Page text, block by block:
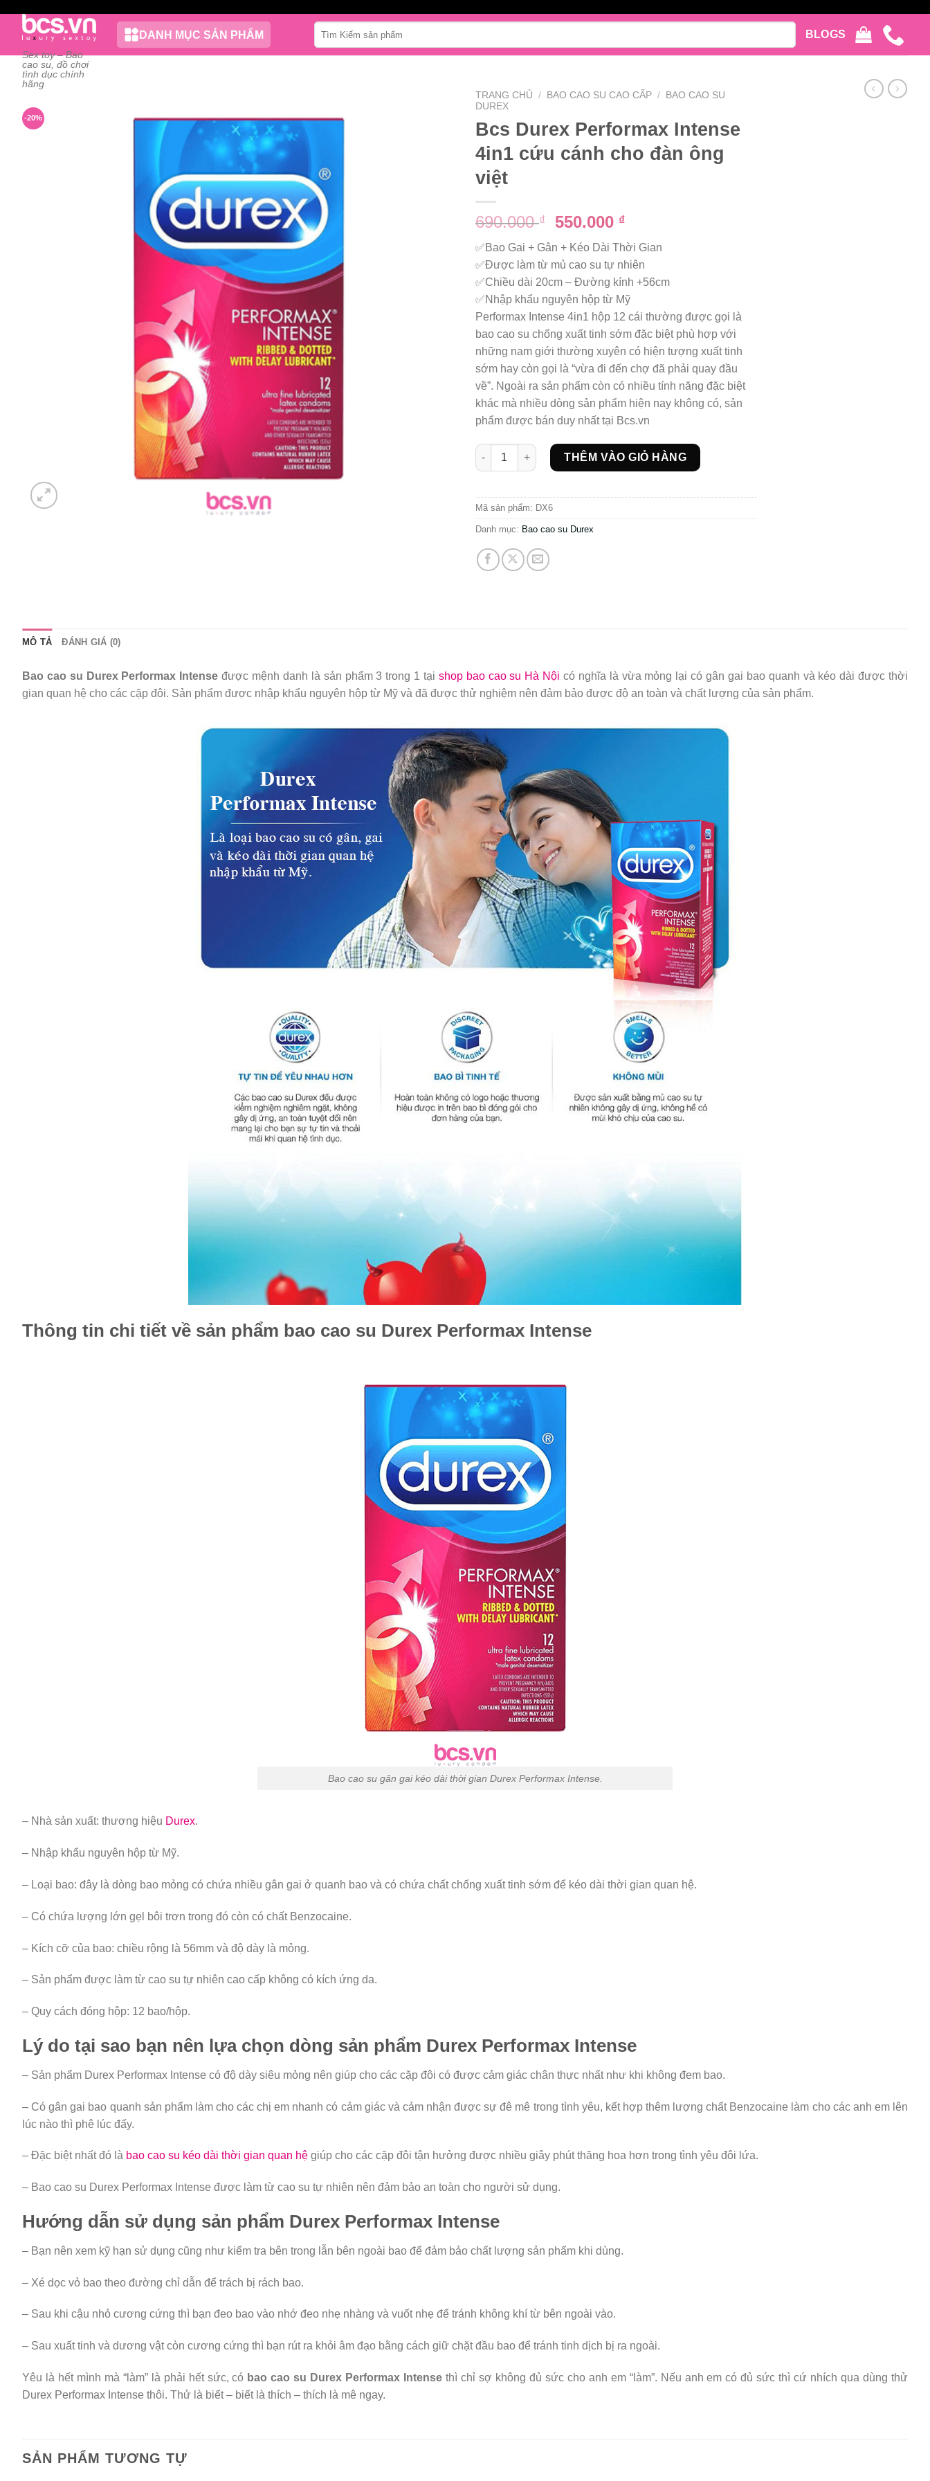
dungSex toy – Bao
cao su, đồ chơi
tình dục chính
hãng
DANH MỤC SẢN PHẨM
Tìm
kiếm:
BLOGS
-20%
TRANG CHỦ / BAO CAO SU CAO CẤP /
BAO CAO SU
DUREX
Bcs Durex Performax Intense
4in1 cứu cánh cho đàn ông
việt
690.000₫
Giá
gốc
là:
690.000 ₫.
550.000 ₫Giá
hiện
tại
là:
550.000 ₫.
✅Bao Gai + Gân + Kéo Dài Thời Gian
✅Được làm từ mủ cao su tự nhiên
✅Chiều dài 20cm – Đường kính +56cm
✅Nhập khẩu nguyên hộp từ Mỹ
Performax Intense 4in1 hộp 12 cái thường được gọi là
bao cao su chống xuất tinh sớm đặc biệt phù hợp với
những nam giới thường xuyên có hiện tượng xuất tinh
sớm hay còn gọi là “vừa đi đến chợ đã phải quay đầu
về”. Ngoài ra sản phẩm còn có nhiều tính năng đặc biệt
khác mà nhiều dòng sản phẩm hiện nay không có, sản
phẩm được bán duy nhất tại Bcs.vn
Bcs Durex Performax Intense 4in1 cứu cánh cho đàn ông việt số lượng
THÊM VÀO GIỎ HÀNG
Mã sản phẩm: DX6
Danh mục: Bao cao su Durex
MÔ TẢ ĐÁNH GIÁ (0)
Bao cao su Durex Performax Intense được mệnh danh là sản phẩm 3 trong 1 tại shop bao cao su Hà Nội có nghĩa là vừa mỏng lại có gân gai bao quanh và kéo dài được thời
gian quan hệ cho các cặp đôi. Sản phẩm được nhập khẩu nguyên hộp từ Mỹ và đã được thử nghiệm nên đảm bảo được độ an toàn và chất lượng của sản phẩm.
Thông tin chi tiết về sản phẩm bao cao su Durex Performax Intense
Bao cao su gân gai kéo dài thời gian Durex Performax Intense.
– Nhà sản xuất: thương hiệu Durex.
– Nhập khẩu nguyên hộp từ Mỹ.
– Loại bao: đây là dòng bao mỏng có chứa nhiều gân gai ở quanh bao và có chứa chất chống xuất tinh sớm để kéo dài thời gian quan hệ.
– Có chứa lượng lớn gẹl bôi trơn trong đó còn có chất Benzocaine.
– Kích cỡ của bao: chiều rộng là 56mm và độ dày là mỏng.
– Sản phẩm được làm từ cao su tự nhiên cao cấp không có kích ứng da.
– Quy cách đóng hộp: 12 bao/hộp.
Lý do tại sao bạn nên lựa chọn dòng sản phẩm Durex Performax Intense
– Sản phẩm Durex Performax Intense có độ dày siêu mỏng nên giúp cho các cặp đôi có được cảm giác chân thực nhất như khi không đem bao.
– Có gân gai bao quanh sản phẩm làm cho các chị em nhanh có cảm giác và cảm nhận được sự đê mê trong tình yêu, kết hợp thêm lượng chất Benzocaine làm cho các anh em lên
lúc nào thì phê lúc đấy.
– Đặc biệt nhất đó là bao cao su kéo dài thời gian quan hệ giúp cho các cặp đôi tận hưởng được nhiều giây phút thăng hoa hơn trong tình yêu đôi lứa.
– Bao cao su Durex Performax Intense được làm từ cao su tự nhiên nên đảm bảo an toàn cho người sử dụng.
Hướng dẫn sử dụng sản phẩm Durex Performax Intense
– Bạn nên xem kỹ hạn sử dụng cũng như kiểm tra bên trong lẫn bên ngoài bao để đảm bảo chất lượng sản phẩm khi dùng.
– Xé dọc vỏ bao theo đường chỉ dẫn để trách bị rách bao.
– Sau khi cậu nhỏ cương cứng thì bạn đeo bao vào nhớ đeo nhẹ nhàng và vuốt nhẹ để tránh không khí từ bên ngoài vào.
– Sau xuất tinh và dương vật còn cương cứng thì bạn rút ra khỏi âm đạo bằng cách giữ chặt đầu bao để tránh tinh dịch bị ra ngoài.
Yêu là hết mình mà “làm” là phải hết sức, có bao cao su Durex Performax Intense thì chỉ sợ không đủ sức cho anh em “làm”. Nếu anh em có đủ sức thì cứ nhích qua dùng thử
Durex Performax Intense thôi. Thử là biết – biết là thích – thích là mê ngay.
SẢN PHẨM TƯƠNG TỰ